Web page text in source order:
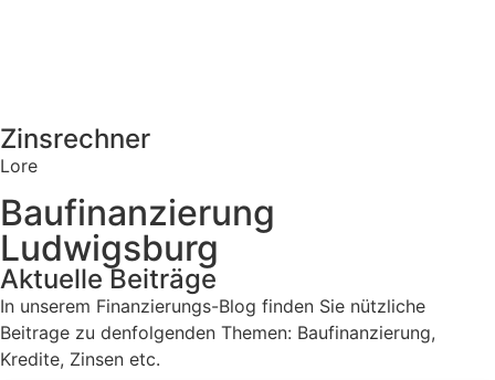
Zinsrechner
Lore
Baufinanzierung
Ludwigsburg
Aktuelle Beiträge
In unserem Finanzierungs-Blog finden Sie nützliche
Beitrage zu denfolgenden Themen: Baufinanzierung,
Kredite, Zinsen etc.